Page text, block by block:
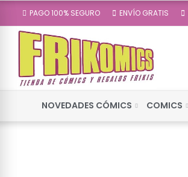
PAGO 100% SEGURO ENVÍO GRATIS
NOVEDADES CÓMICS COMICS